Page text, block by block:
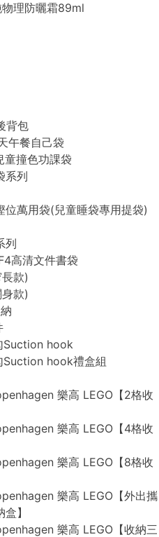
理防曬霜89ml
背包
午餐自己袋
撞色功課袋
系列
位萬用袋(兒童睡袋專用提袋)
列
高清文件書袋
款)
款)
Suction hook
Suction hook禮盒組
樂高 LEGO【2格收
樂高 LEGO【4格收
樂高 LEGO【8格收
樂高 LEGO【外出攜
】
樂高 LEGO【收納三